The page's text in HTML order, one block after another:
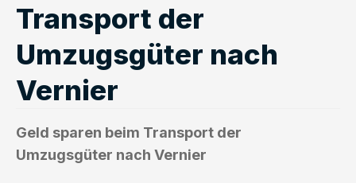
Transport der
Umzugsgüter nach
Vernier
Geld sparen beim Transport der
Umzugsgüter nach Vernier